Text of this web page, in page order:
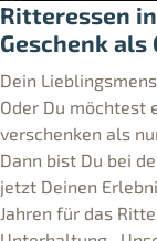
Ritteressen
Geschenk als
Dein
Oder Du möchtest
verschenken als
Dann bist Du bei
jetzt Deinen
Jahren für das